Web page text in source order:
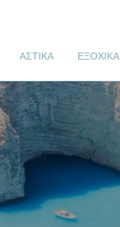
ΑΣΤΙΚΑ ΕΞΟΧΙΚΑ